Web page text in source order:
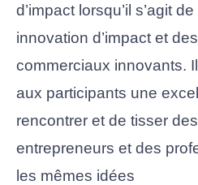
d’impact lorsqu’il s’agit
innovation d’impact et
commerciaux innovants.
aux participants une
rencontrer et de tisser
entrepreneurs et des
les mêmes idées